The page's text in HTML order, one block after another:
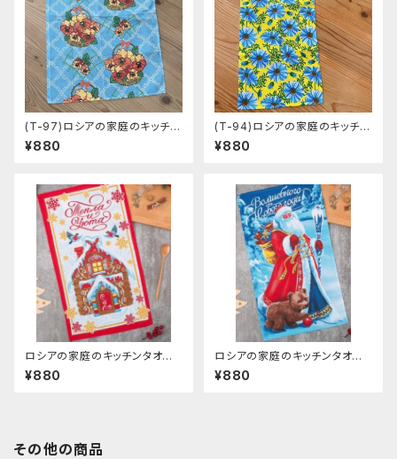
(T-97)ロシアの家庭のキッチン
タオル 「パンジーバスケット」 48
cm×60cm
¥880
(T-94)ロシアの家庭のキッチン
タオル 「菊」 26cm×49cm
¥880
ロシアの家庭のキッチンタオ
ル クリスマス 「Gingerbread
House」 35cm×60cm
¥880
ロシアの家庭のキッチンタオ
ル クリスマス 「Fabulous Ne
w Year」 35cm×60cm
¥880
その他の商品